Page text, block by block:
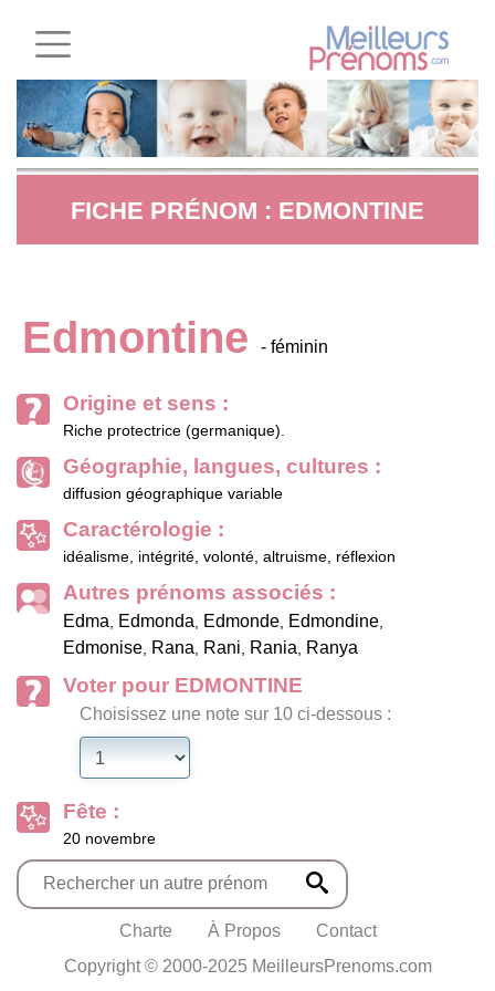
FICHE PRÉNOM : EDMONTINE
Edmontine - féminin
Origine et sens :
Riche protectrice (germanique).
Géographie, langues, cultures :
diffusion géographique variable
Caractérologie :
idéalisme, intégrité, volonté, altruisme, réflexion
Autres prénoms associés :
Edma, Edmonda, Edmonde, Edmondine,
Edmonise, Rana, Rani, Rania, Ranya
Voter pour EDMONTINE
Choisissez une note sur 10 ci-dessous :
Fête :
20 novembre
Charte À Propos
Contact
Copyright © 2000-2025 MeilleursPrenoms.com